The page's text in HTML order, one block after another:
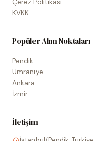
Çerez Politikası
KVKK
Popüler Alım Noktaları
Pendik
Ümraniye
Ankara
İzmir
İletişim